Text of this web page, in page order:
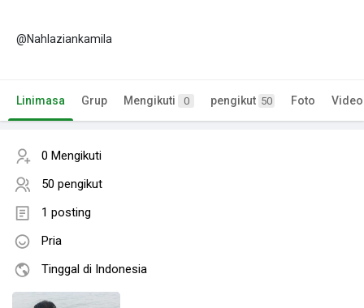
@Nahlaziankamila
Linimasa Grup Mengikuti 0 pengikut 50 Foto Video
0 Mengikuti
50 pengikut
1 posting
Pria
Tinggal di Indonesia